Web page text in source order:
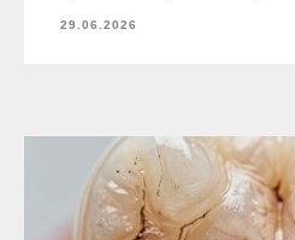
29.06.2026